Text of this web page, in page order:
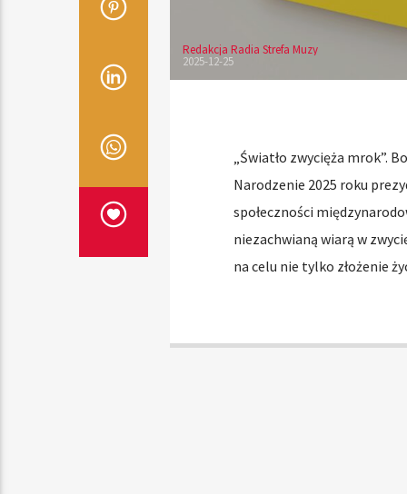
Redakcja Radia Strefa Muzy
2025-12-25
„Światło zwycięża mrok”.
Narodzenie 2025 roku
społeczności
niezachwianą wiarą w
na celu nie tylko złożenie